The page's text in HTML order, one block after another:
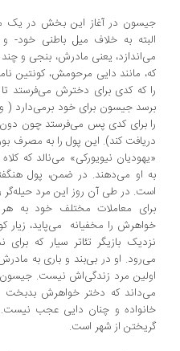
در آغاز این بخش در یک مغازه
به خلاف میل باطنی خود- و خرجی
یعنی مادرش، بنجی و چند نوکر
مانند دایی مرحومش،‌ کونتین نامیده
که کدی برای دخترش می‌فرستد تا به
جیسون برای خود برمی‌دارد ( و نزد
برای کدی پس می‌فرستد چون دون شأن
کند). این پول را به مصرف بورس
نیویورکی» می‌نالد که کلاه
او می‌دهند. در ضمن،‌ پول هنگفتی
در طی آن روز این مرد حیله‌گر و
معاملات مختلف خود به هر سو
را مخفیانه می‌پاید، ‌زیار کونتین
بازیگر تئاتر سیار که برای
او در بی‌بند و باری به مادرش رفته
مرد زندگی‌اش نیست. جیسون که
که دختر خواهرش بدبخت است، و
و چنان دایی عجب نیست. حدس
از شهر است.